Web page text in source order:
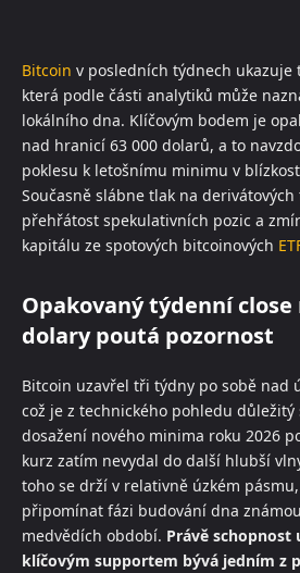
Bitcoin v posledních týdnech ukazuje
která podle části analytiků může
lokálního dna. Klíčovým bodem je
nad hranicí 63 000 dolarů, a to
poklesu k letošnímu minimu v
Současně slábne tlak na derivátových
přehřátost spekulativních pozic a
kapitálu ze spotových bitcoinových
Opakovaný týdenní close
dolary poutá pozornost
Bitcoin uzavřel tři týdny po sobě nad
což je z technického pohledu
dosažení nového minima roku 2026
kurz zatím nevydal do další hlubší
toho se drží v relativně úzkém
připomínat fázi budování dna
medvědích období. Právě schopnost
klíčovým supportem bývá jedním z